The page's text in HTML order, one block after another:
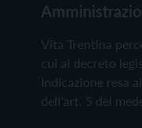
Vita Trentina
cui al decreto
Indicazione resa
dell'art. 5 del